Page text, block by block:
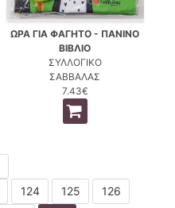
ΩΡΑ ΓΙΑ ΦΑΓΗΤΟ - ΠΑΝΙΝΟ
ΒΙΒΛΙΟ
ΣΥΛΛΟΓΙΚΟ
ΣΑΒΒΑΛΑΣ
7.43€
124 125
126